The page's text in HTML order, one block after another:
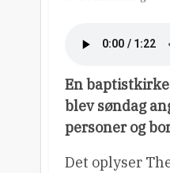
En
blev søndag
personer og
Det oplyser